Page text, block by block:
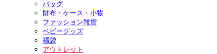
バッグ
財布・ケース・小物
ファッション雑貨
ベビーグッズ
福袋
アウトレット